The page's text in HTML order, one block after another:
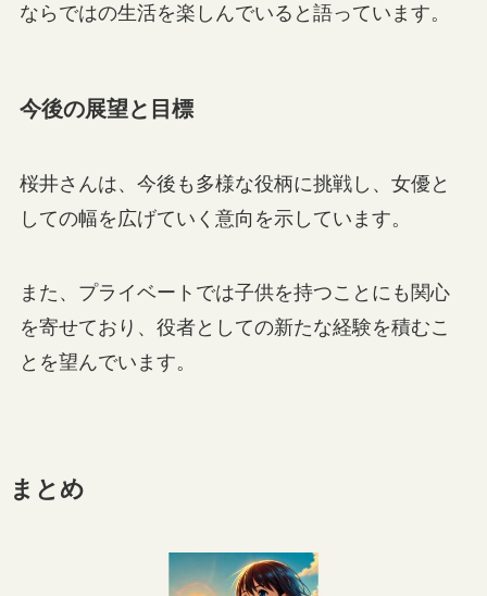
ならではの生活を楽しんでいると語っています。
今後の展望と目標
桜井さんは、今後も多様な役柄に挑戦し、女優と
しての幅を広げていく意向を示しています。
また、プライベートでは子供を持つことにも関心
を寄せており、役者としての新たな経験を積むこ
とを望んでいます。
まとめ